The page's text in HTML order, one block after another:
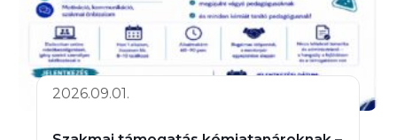
2026.09.01.